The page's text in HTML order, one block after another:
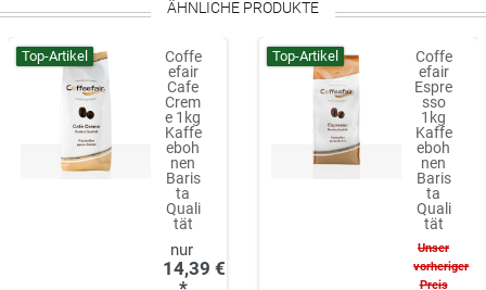
ÄHNLICHE PRODUKTE
Top-Artikel
Coffe
efair
Cafe
Crem
e 1kg
Kaffe
eboh
nen
Baris
ta
Quali
tät
14,39 €
Top-Artikel
Coffe
efair
Espre
sso
1kg
Kaffe
eboh
nen
Baris
ta
Quali
tät
Unser
vorheriger
Preis